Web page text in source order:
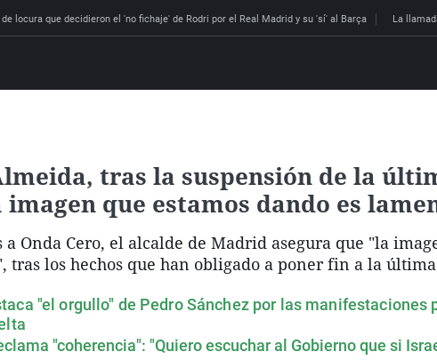
locura que decidieron el 'no fichaje' de Rodri por el Real Madrid y su 'sí' al Barça La
tras la suspensión de la
que estamos dando es
a Onda Cero, el alcalde de Madrid asegura que "la
tras los hechos que han obligado a poner fin a la
"el orgullo" de Pedro Sánchez por las manifestaciones
"coherencia": "Quiero escuchar al Gobierno que si